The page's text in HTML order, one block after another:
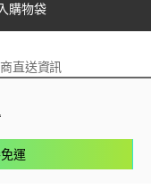
購物袋
直送資訊
運